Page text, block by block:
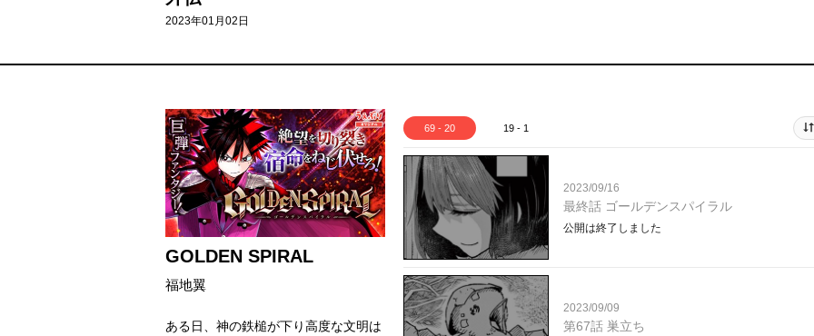
2023年01月02日
GOLDEN SPIRAL
福地翼
ある日、神の鉄槌が下り高度な文明は
69 - 20 19 - 1
2023/09/16
最終話 ゴールデンスパイラル
公開は終了しました
2023/09/09
第67話 巣立ち